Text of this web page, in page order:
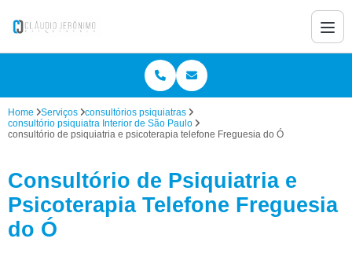
Home Serviços
consultórios psiquiatras
consultório psiquiatra Interior de São Paulo
consultório de psiquiatria e psicoterapia telefone Freguesia do Ó
Consultório de Psiquiatria e
Psicoterapia Telefone Freguesia
do Ó